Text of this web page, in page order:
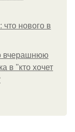
нового в
вчерашнюю
в "кто хочет